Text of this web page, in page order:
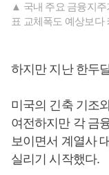
▲ 국내 주요 금융지주
표 교체폭도 예상보다
하지만 지난 한두
미국의 긴축 기조
여전하지만 각 금
보이면서 계열사
실리기 시작했다.